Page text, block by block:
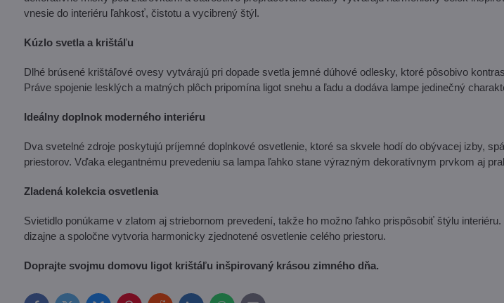
vnesie do interiéru ľahkosť, čistotu a vycibrený štýl.
Kúzlo svetla a krištáľu
Dlhé brúsené krištáľové ovesy vytvárajú pri dopade svetla jemné dúhové odlesky, ktoré pôsobivo
Práve spojenie lesklých a matných plôch pripomína ligot snehu a ľadu a dodáva lampe jedinečný
Ideálny doplnok moderného interiéru
Dva svetelné zdroje poskytujú príjemné doplnkové osvetlenie, ktoré sa skvele hodí do obývacej izby,
priestorov. Vďaka elegantnému prevedeniu sa lampa ľahko stane výrazným dekoratívnym prvkom aj
Zladená kolekcia osvetlenia
Svietidlo ponúkame v zlatom aj striebornom prevedení, takže ho možno ľahko prispôsobiť štýlu
dizajne a spoločne vytvoria harmonicky zjednotené osvetlenie celého priestoru.
Doprajte svojmu domovu ligot krištáľu inšpirovaný krásou zimného dňa.